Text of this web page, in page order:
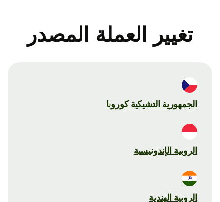
تغيير العملة المصدر
الجمهورية التشيكية كورونا
الروبية الإندونيسية
الروبية الهندية